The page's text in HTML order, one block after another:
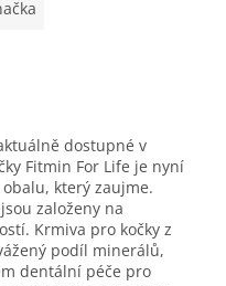
dostupné v
Fitmin For Life je nyní
který zaujme.
založeny na
Krmiva pro kočky z
podíl minerálů,
dentální péče pro